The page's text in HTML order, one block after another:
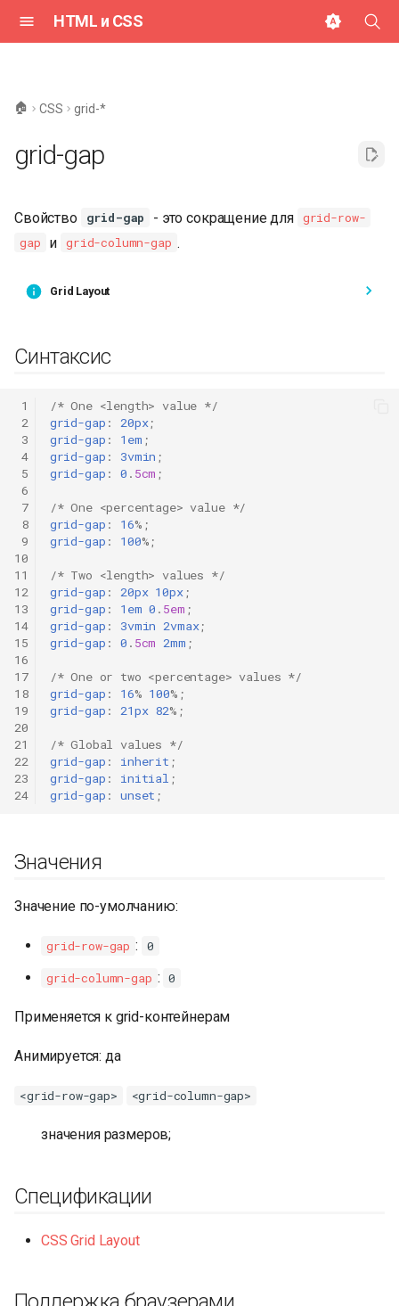
HTML и CSS
ц
а
а
с
к
а
🏠 CSS grid-*
grid-gap
Свойство grid-gap - это сокращение для grid-row-
gap
и grid-column-gap .
Grid Layout
Синтаксис
1
2
3
4
5
6
7
8
9
10
11
12
13
14
15
16
17
18
19
20
21
22
23
24
/* One <length> value */
grid-gap : 20px;
grid-gap : 1em ;
grid-gap : 3vmin ;
grid-gap : 0 . 5cm ;
/* One <percentage> value */
grid-gap : 16%;
grid-gap : 100%;
/* Two <length> values */
grid-gap : 20px 10px;
grid-gap : 1em 0 . 5em ;
grid-gap : 3vmin 2vmax;
grid-gap : 0 . 5cm 2mm ;
/* One or two <percentage> values */
grid-gap : 16% 100%;
grid-gap : 21px 82%;
/* Global values */
grid-gap : inherit ;
grid-gap : initial ;
grid-gap : unset ;
Значения
Значение по-умолчанию:
grid-row-gap :
0
grid-column-gap : 0
Применяется к grid-контейнерам
Анимируется: да
<grid-row-gap> <grid-column-gap>
значения размеров;
Спецификации
CSS Grid Layout